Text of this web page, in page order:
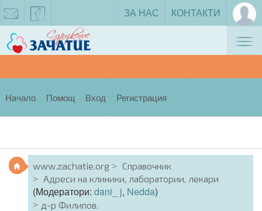
facebook
ЗА НАС КОНТАКТИ
Начало Помощ Вход Регистрация
www.zachatie.org
Справочник
Адреси на клиники, лаборатории, лекари
(Модератори: dani_ j, Nedda)
д-р Филипов.